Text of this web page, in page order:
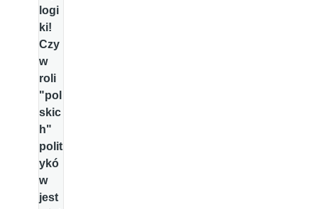
logi
ki!
Czy
w
roli
"pol
skic
h"
polit
ykó
w
jest